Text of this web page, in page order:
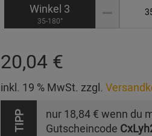
Winkel 3
35-180°
20,04 €
inkl. 19 % MwSt. zzgl.
TIPP nur 18,84 € wenn du
Gutscheincode